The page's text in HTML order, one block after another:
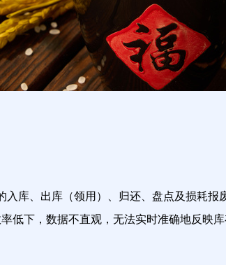
库、出库（领用）、归还、盘点及损耗
低下，数据不直观，无法实时准确地反映